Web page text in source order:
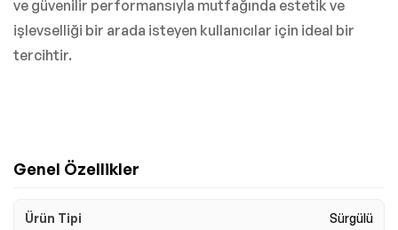
ve güvenilir performansıyla mutfağında estetik ve
işlevselliği bir arada isteyen kullanıcılar için ideal bir
tercihtir.
Genel Özellikler
Ürün Tipi Sürgülü